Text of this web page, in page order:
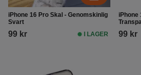
iPhone 16 Pro Skal - Genomskinlig
Svart
99 kr I LAGER
iPhone
99 kr